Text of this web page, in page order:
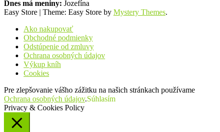
Dnes má meniny: Jozefína
Easy Store | Theme: Easy Store by Mystery Themes.
Ako nakupovať
Obchodné podmienky
Odstúpenie od zmluvy
Ochrana osobných údajov
Výkup kníh
Cookies
Pre zlepšovanie vášho zážitku na našich stránkach používame
Ochrana osobných údajov.Súhlasím
Privacy & Cookies Policy